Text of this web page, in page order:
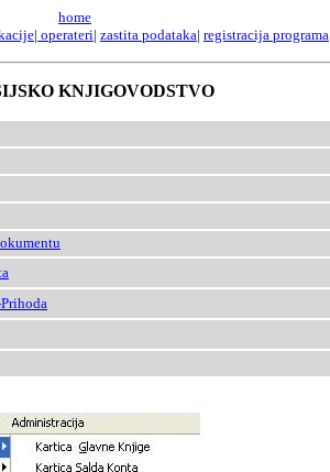
home
| operateri| zastita podataka| registracija programa
KNJIGOVODSTVO